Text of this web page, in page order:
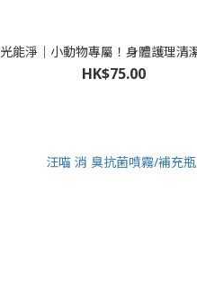
光能淨｜小動物專屬！身體護理清
HK$75.00